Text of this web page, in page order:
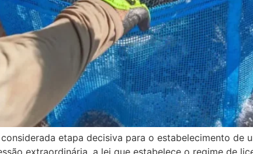
etapa decisiva para o estabelecimento de